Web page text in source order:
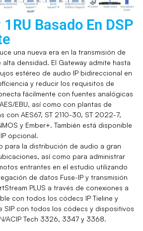
Basado En DSP
una nueva era en la transmisión de
densidad. El Gateway admite hasta
estéreo de audio IP bidireccional en
y reducir los requisitos de
fácilmente con fuentes analógicas
EBU, así como con plantas de
con AES67, ST 2110-30, ST 2022-7,
y Ember+. También está disponible
opcional.
para la distribución de audio a gran
así como para administrar
entrantes en el estudio utilizando
de datos Fuse-IP y transmisión
PLUS a través de conexiones a
con todos los códecs IP Tieline y
SIP con todos los códecs y dispositivos
ACIP Tech 3326, 3347 y 3368.